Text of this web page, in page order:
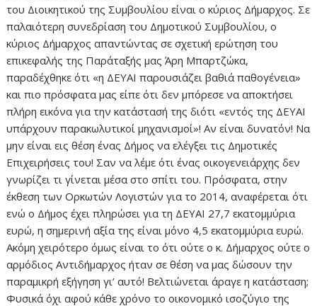
του Διοικητικού της Συμβουλίου είναι ο κύριος Δήμαρχος. Σε
παλαιότερη συνεδρίαση του Δημοτικού Συμβουλίου, ο
κύριος Δήμαρχος απαντώντας σε σχετική ερώτηση του
επικεφαλής της Παράταξής μας Άρη Μπαρτζώκα,
παραδέχθηκε ότι «η ΔΕΥΑΙ παρουσιάζει βαθιά παθογένεια»
και πιο πρόσφατα μας είπε ότι δεν μπόρεσε να αποκτήσει
πλήρη εικόνα για την κατάστασή της διότι «εντός της ΔΕΥΑΙ
υπάρχουν παρακωλυτικοί μηχανισμοί»! Αν είναι δυνατόν! Να
μην είναι εις θέση ένας Δήμος να ελέγξει τις Δημοτικές
Επιχειρήσεις του! Σαν να λέμε ότι ένας οικογενειάρχης δεν
γνωρίζει τι γίνεται μέσα στο σπίτι του. Πρόσφατα, στην
έκθεση των Ορκωτών Λογιστών για το 2014, αναφέρεται ότι
ενώ o Δήμος έχει πληρώσει για τη ΔΕΥΑΙ 27,7 εκατομμύρια
ευρώ, η σημερινή αξία της είναι μόνο 4,5 εκατομμύρια ευρώ.
Ακόμη χειρότερο όμως είναι το ότι ούτε ο κ. Δήμαρχος ούτε ο
αρμόδιος Αντιδήμαρχος ήταν σε θέση να μας δώσουν την
παραμικρή εξήγηση γι’ αυτό! Βελτιώνεται άραγε η κατάσταση;
Φυσικά όχι αφού κάθε χρόνο το οικονομικό ισοζύγιο της